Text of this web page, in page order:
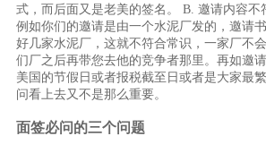
式，而后面又是老美的签名。 B. 邀请内容不
例如你们的邀请是由一个水泥厂发的，邀请
好几家水泥厂，这就不符合常识，一家厂不
们厂之后再带您去他的竞争者那里。再如邀
美国的节假日或者报税截至日或者是大家最
问看上去又不是那么重要。
面签必问的三个问题